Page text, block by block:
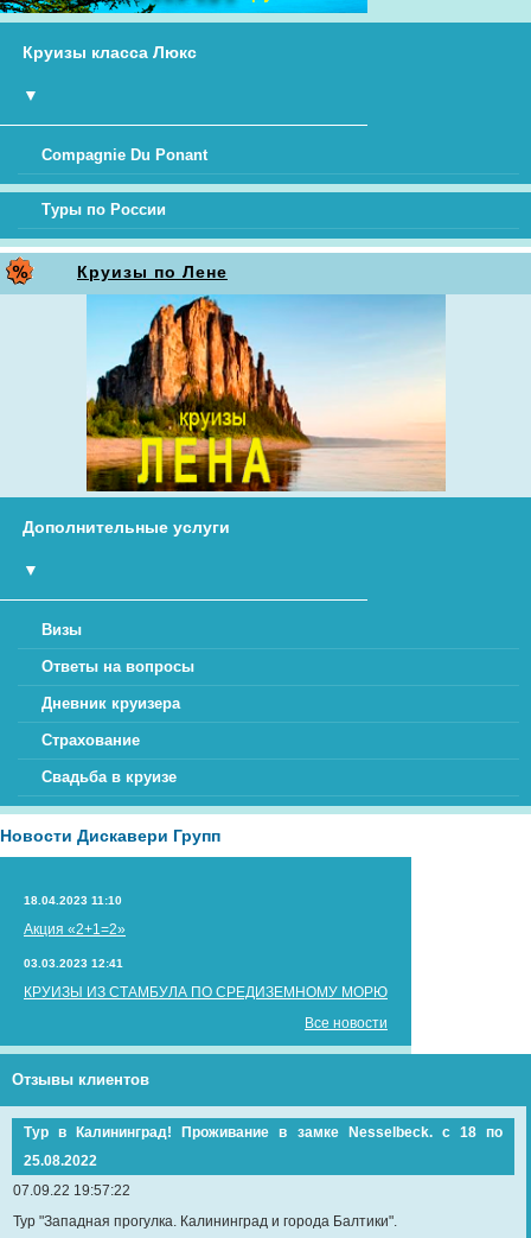
Круизы класса Люкс
▼
Compagnie Du Ponant
Туры по России
Круизы по Лене
Дополнительные услуги
▼
Визы
Ответы на вопросы
Дневник круизера
Страхование
Свадьба в круизе
Новости Дискавери Групп
18.04.2023 11:10
Акция «2+1=2»
03.03.2023 12:41
КРУИЗЫ ИЗ СТАМБУЛА ПО СРЕДИЗЕМНОМУ МОРЮ
Все новости
Отзывы клиентов
Тур в Калининград! Проживание в замке Nesselbeck. с 18 по
25.08.2022
07.09.22 19:57:22
Тур "Западная прогулка. Калининград и города Балтики".